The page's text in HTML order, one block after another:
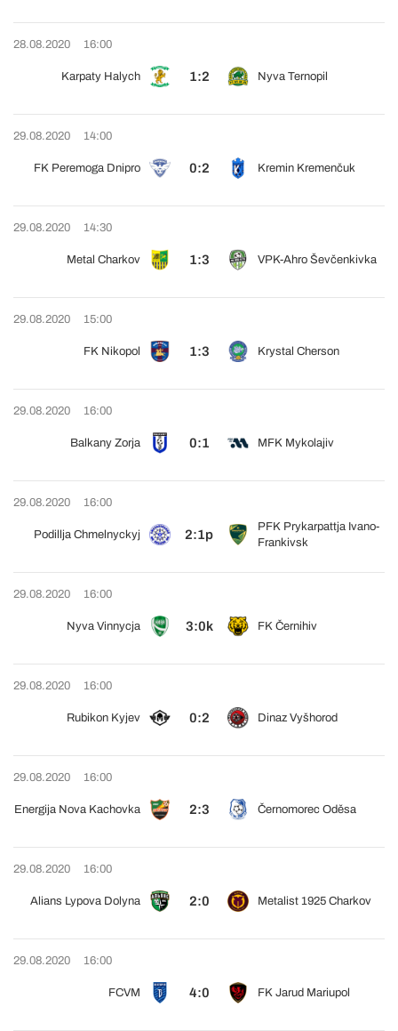
28.08.2020 16:00
Karpaty Halych 1:2 Nyva Ternopil
29.08.2020 14:00
FK Peremoga Dnipro 0:2 Kremin Kremenčuk
29.08.2020 14:30
Metal Charkov 1:3 VPK-Ahro Ševčenkivka
29.08.2020 15:00
FK Nikopol 1:3 Krystal Cherson
29.08.2020 16:00
Balkany Zorja 0:1 MFK Mykolajiv
29.08.2020 16:00
Podillja Chmelnyckyj 2:1p
PFK Prykarpattja Ivano-
Frankivsk
29.08.2020 16:00
Nyva Vinnycja 3:0k FK Černihiv
29.08.2020 16:00
Rubikon Kyjev 0:2 Dinaz Vyšhorod
29.08.2020 16:00
Energija Nova Kachovka 2:3 Černomorec Oděsa
29.08.2020 16:00
Alians Lypova Dolyna 2:0 Metalist 1925 Charkov
29.08.2020 16:00
FCVM 4:0 FK Jarud Mariupol